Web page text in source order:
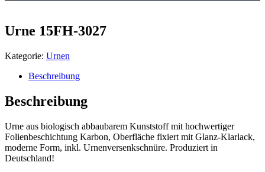
Urne 15FH-3027
Kategorie: Urnen
Beschreibung
Beschreibung
Urne aus biologisch abbaubarem Kunststoff mit hochwertiger
Folienbeschichtung Karbon, Oberfläche fixiert mit Glanz-Klarlack,
moderne Form, inkl. Urnenversenkschnüre. Produziert in
Deutschland!